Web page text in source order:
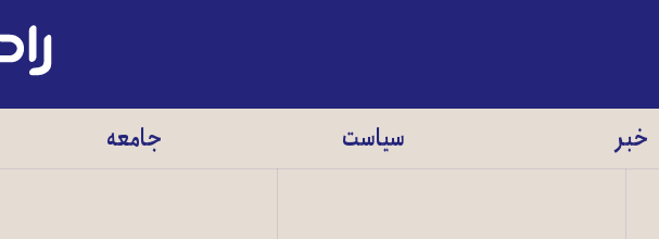
رادیو
زمانه
خبر سیاست جامعه